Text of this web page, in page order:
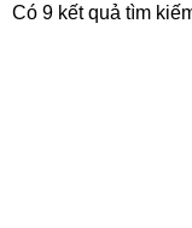
Có 9 kết quả tìm